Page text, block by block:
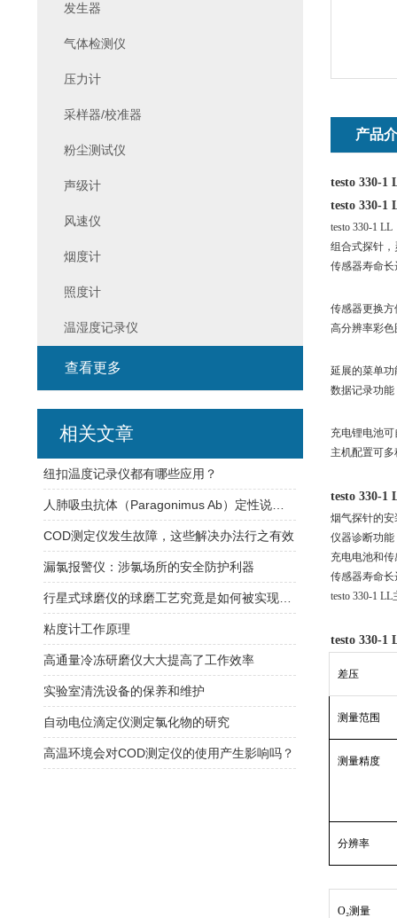
产品
testo 330-1
testo 330-1
testo 330-1
组合式探针
传感器寿命长
传感器更换
高分辨率彩
延展的菜单
数据记录功
充电锂电池
主机配置可多
testo 330-1
烟气探针的
仪器诊断功
充电电池和
传感器寿命长
testo 330-1
testo 330-1
差压
测量范围
测量精度
分辨率
O₂测量
发生器
气体检测仪
压力计
采样器/校准器
粉尘测试仪
声级计
风速仪
烟度计
照度计
温湿度记录仪
查看更多
相关文章
纽扣温度记录仪都有哪些应用？
COD测定仪发生故障，这些解决办法行之有效
漏氯报警仪：涉氯场所的安全防护利器
粘度计工作原理
高通量冷冻研磨仪大大提高了工作效率
实验室清洗设备的保养和维护
自动电位滴定仪测定氯化物的研究
高温环境会对COD测定仪的使用产生影响吗？